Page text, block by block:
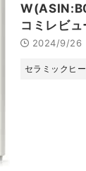
コミレビュ
2024/9/26
セラミックヒ